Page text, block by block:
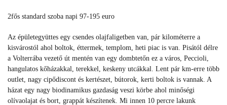
2fős standard szoba napi 97-195 euro
Az épületegyüttes egy csendes olajfaligetben van, pár kilométerre a
kisvárostól ahol boltok, éttermek, templom, heti piac is van. Pisától délre
a Volterrába vezető út mentén van egy dombtetőn ez a város, Peccioli,
hangulatos kőházakkal, terekkel, keskeny utcákkal. Lent pár km-erre több
outlet, nagy cipődiscont és kertészet, bútorok, kerti boltok is vannak. A
házat egy nagy biodinamikus gazdaság veszi körbe ahol minőségi
olívaolajat és bort, grappát készítenek. Mi innen 10 percre lakunk